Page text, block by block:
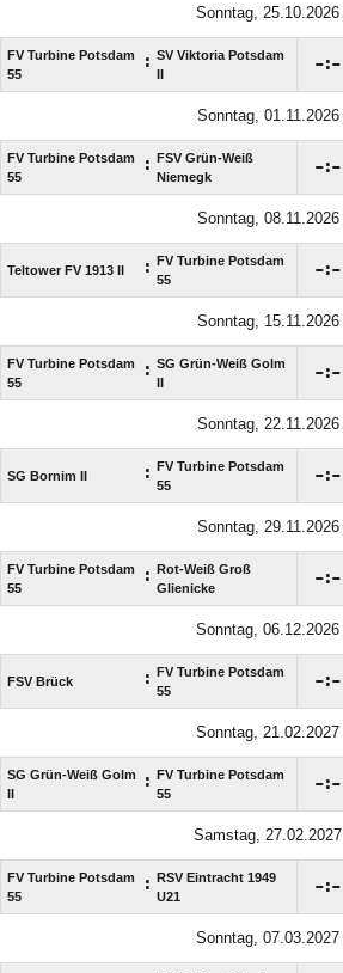
Sonntag, 25.10.2026
FV Turbine Potsdam
55
: SV Viktoria Potsdam
II
:
Sonntag, 01.11.2026
FV Turbine Potsdam
55
: FSV Grün-Weiß
Niemegk
:
Sonntag, 08.11.2026
Teltower FV 1913 II : FV Turbine Potsdam
55
:
Sonntag, 15.11.2026
FV Turbine Potsdam
55
: SG Grün-Weiß Golm
II
:
Sonntag, 22.11.2026
SG Bornim II : FV Turbine Potsdam
55
:
Sonntag, 29.11.2026
FV Turbine Potsdam
55
: Rot-Weiß Groß
Glienicke
:
Sonntag, 06.12.2026
FSV Brück : FV Turbine Potsdam
55
:
Sonntag, 21.02.2027
SG Grün-Weiß Golm
II
: FV Turbine Potsdam
55
:
Samstag, 27.02.2027
FV Turbine Potsdam
55
: RSV Eintracht 1949
U21
:
Sonntag, 07.03.2027